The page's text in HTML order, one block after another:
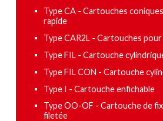
Type CA - Cartouches
rapide
Type CAR2L - Cartouches
Type FIL - Cartouche
Type FIL CON - Cartouche
Type I - Cartouche enfichable
Type OO-OF - Cartouche de
filetée